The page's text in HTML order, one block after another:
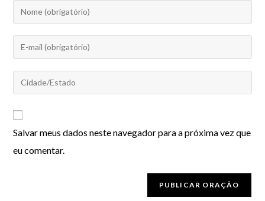
Salvar meus dados neste navegador para a próxima vez que
eu comentar.